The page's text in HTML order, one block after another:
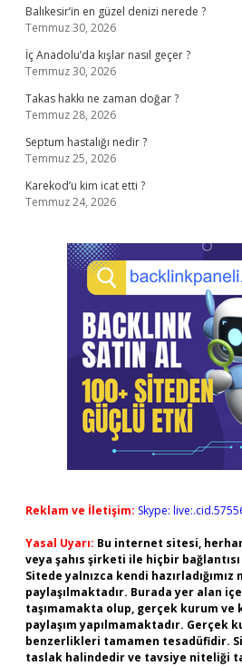
Balıkesir’in en güzel denizi nerede ?
Temmuz 30, 2026
İç Anadolu’da kışlar nasıl geçer ?
Temmuz 30, 2026
Takas hakkı ne zaman doğar ?
Temmuz 28, 2026
Septum hastalığı nedir ?
Temmuz 25, 2026
Karekod’u kim icat etti ?
Temmuz 24, 2026
Reklam ve İletişim: Skype:
Yasal Uyarı: Bu internet sitesi,
veya şahıs şirketi ile hiçbir
Sitede yalnızca kendi
paylaşılmaktadır. Burada yer alan
taşımamakta olup, gerçek kurum ve
paylaşım yapılmamaktadır. Gerçek
benzerlikleri tamamen tesadüfidir.
taslak halindedir ve tavsiye niteliği